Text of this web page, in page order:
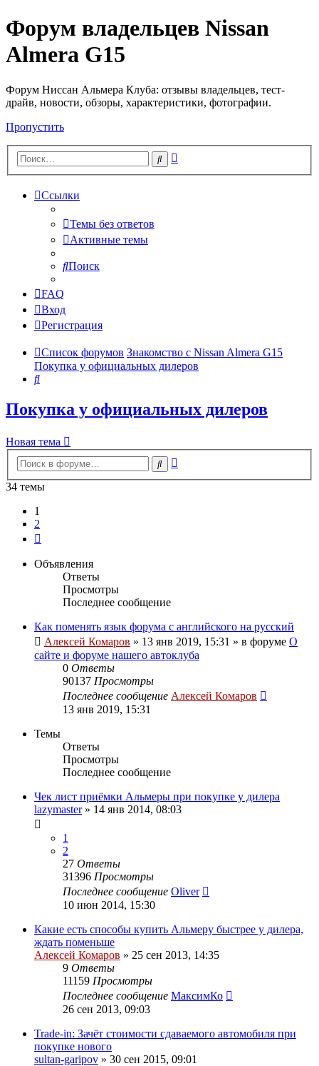
Форум владельцев Nissan
Almera G15
Форум Ниссан Альмера Клуба: отзывы владельцев, тест-
драйв, новости, обзоры, характеристики, фотографии.
Пропустить
Поиск
Ссылки
Темы без ответов
Активные темы
Поиск
FAQ
Вход
Регистрация
Список форумов Знакомство с Nissan Almera G15
Покупка у официальных дилеров
Поиск
Покупка у официальных дилеров
Новая тема
Поиск
34 темы
1
2
Объявления
Ответы
Просмотры
Последнее сообщение
Как поменять язык форума с английского на русский
Алексей Комаров » 13 янв 2019, 15:31 » в форуме О
сайте и форуме нашего автоклуба
0 Ответы
90137 Просмотры
Последнее сообщение Алексей Комаров
13 янв 2019, 15:31
Темы
Ответы
Просмотры
Последнее сообщение
Чек лист приёмки Альмеры при покупке у дилера
lazymaster» 14 янв 2014, 08:03
1
2
27 Ответы
31396 Просмотры
Последнее сообщение Oliver
10 июн 2014, 15:30
Какие есть способы купить Альмеру быстрее у дилера,
ждать поменьше
Алексей Комаров » 25 сен 2013, 14:35
9 Ответы
11159 Просмотры
Последнее сообщение МаксимКо
26 сен 2013, 09:03
Trade-in: Зачёт стоимости сдаваемого автомобиля при
покупке нового
sultan-garipov » 30 сен 2015, 09:01